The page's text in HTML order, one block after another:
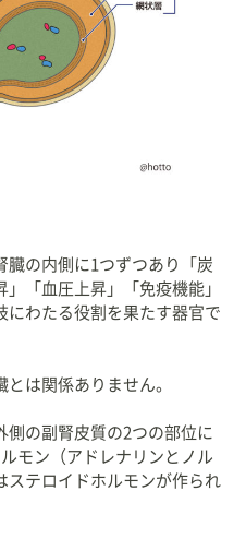
臓の内側に1つずつあり「炭
「血圧上昇」「免疫機能」
にわたる役割を果たす器官で
とは関係ありません。
側の副腎皮質の2つの部位に
モン（アドレナリンとノル
ステロイドホルモンが作られ